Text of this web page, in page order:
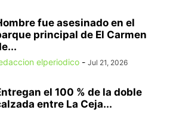
fue asesinado en el
principal de El Carmen
elperiodico - Jul 21, 2026
el 100 % de la doble
entre La Ceja...